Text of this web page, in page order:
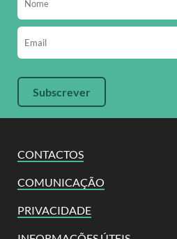
CONTACTOS
COMUNICAÇÃO
PRIVACIDADE